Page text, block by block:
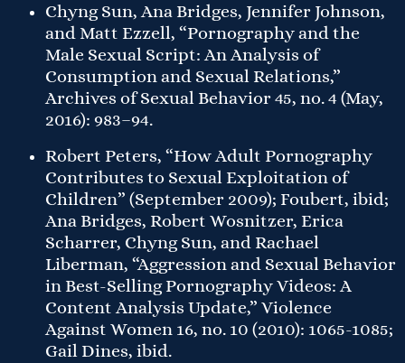
Chyng Sun, Ana Bridges, Jennifer Johnson,
and Matt Ezzell, “Pornography and the
Male Sexual Script: An Analysis of
Consumption and Sexual Relations,”
Archives of Sexual Behavior 45, no. 4 (May,
2016): 983–94.
Robert Peters, “How Adult Pornography
Contributes to Sexual Exploitation of
Children” (September 2009); Foubert, ibid;
Ana Bridges, Robert Wosnitzer, Erica
Scharrer, Chyng Sun, and Rachael
Liberman, “Aggression and Sexual Behavior
in Best-Selling Pornography Videos: A
Content Analysis Update,” Violence
Against Women 16, no. 10 (2010): 1065-1085;
Gail Dines, ibid.